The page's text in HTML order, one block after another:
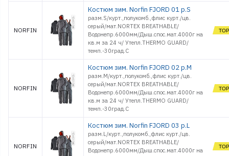
NORFIN
Костюм зим. Norfin FJORD 01 р.S
разм.S/курт.,полукомб.,флис курт./цв.
серый/мат.NORTEX BREATHABLE/
Водонепр.6000мм/Дыш.спос.мат.4000г на
кв.м за 24 ч/ Утепл.THERMO GUARD/
темп.-30град.С
NORFIN
Костюм зим. Norfin FJORD 02 р.M
разм.M/курт.,полукомб.,флис курт./цв.
серый/мат.NORTEX BREATHABLE/
Водонепр.6000мм/Дыш.спос.мат.4000г на
кв.м за 24 ч/ Утепл.THERMO GUARD/
темп.-30град.С
NORFIN
Костюм зим. Norfin FJORD 03 р.L
разм.L/курт.,полукомб.,флис курт./цв.
серый/мат.NORTEX BREATHABLE/
Водонепр.6000мм/Дыш.спос.мат.4000г на